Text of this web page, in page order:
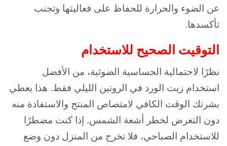
عن الضوء والحرارة للحفاظ على فعاليتها وتجنب
تأكسدها.
التوقيت الصحيح للاستخدام
نظرًا لاحتمالية الحساسية الضوئية، من الأفضل
استخدام زيت الورد في الروتين الليلي فقط. هذا يعطي
بشرتك الوقت الكافي لامتصاص المنتج والاستفادة منه
دون التعرض لخطر أشعة الشمس. إذا كنت مضطرًا
للاستخدام الصباحي، فلا تخرج من المنزل دون وضع